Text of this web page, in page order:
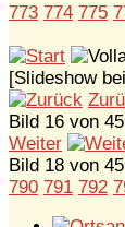
773 774 775
[Slideshow
Bild 16 von 45
Weiter
Bild 18 von 45
790 791 792